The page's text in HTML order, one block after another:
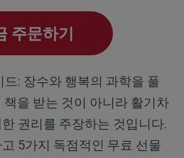
주문하기
드: 장수와 행복의 과학을 풀
책을 받는 것이 아니라 활기차
권리를 주장하는 것입니다.
5가지 독점적인 무료 선물